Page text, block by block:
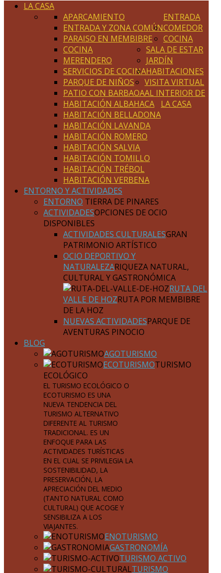
LA CASA
ENTRADA
APARCAMIENTO
ENTRADA Y ZONA COMÚN
PARAISO EN MEMBIBRE
COMEDOR
COCINA
COCINA
MERENDERO
SERVICIOS DE COCINA
SALA DE ESTAR
JARDÍN
PARQUE DE NIÑOS
PATIO CON BARBAOA
HABITACIONES
HABITACIÓN ALBAHACA
HABITACIÓN BELLADONA
HABITACIÓN LAVANDA
HABITACIÓN ROMERO
HABITACIÓN SALVIA
HABITACIÓN TOMILLO
HABITACIÓN TRÉBOL
HABITACIÓN VERBENA
VISITA VIRTUAL
AL INTERIOR DE
LA CASA
ENTORNO Y ACTIVIDADES
ENTORNO TIERRA DE PINARES
ACTIVIDADESOPCIONES DE OCIO
DISPONIBLES
ACTIVIDADES CULTURALESGRAN
PATRIMONIO ARTÍSTICO
OCIO DEPORTIVO Y
NATURALEZARIQUEZA NATURAL,
CULTURAL Y GASTRONÓMICA
RUTA DEL
VALLE DE HOZRUTA POR MEMBIBRE
DE LA HOZ
NUEVAS ACTIVIDADESPARQUE DE
AVENTURAS PINOCIO
BLOG
AGOTURISMO
ECOTURISMOTURISMO
ECOLÓGICO
EL TURISMO ECOLÓGICO O
ECOTURISMO ES UNA
NUEVA TENDENCIA DEL
TURISMO ALTERNATIVO
DIFERENTE AL TURISMO
TRADICIONAL. ES UN
ENFOQUE PARA LAS
ACTIVIDADES TURÍSTICAS
EN EL CUAL SE PRIVILEGIA LA
SOSTENIBILIDAD, LA
PRESERVACIÓN, LA
APRECIACIÓN DEL MEDIO
(TANTO NATURAL COMO
CULTURAL) QUE ACOGE Y
SENSIBILIZA A LOS
VIAJANTES.
ENOTURISMO
GASTRONOMÍA
TURISMO ACTIVO
TURISMO